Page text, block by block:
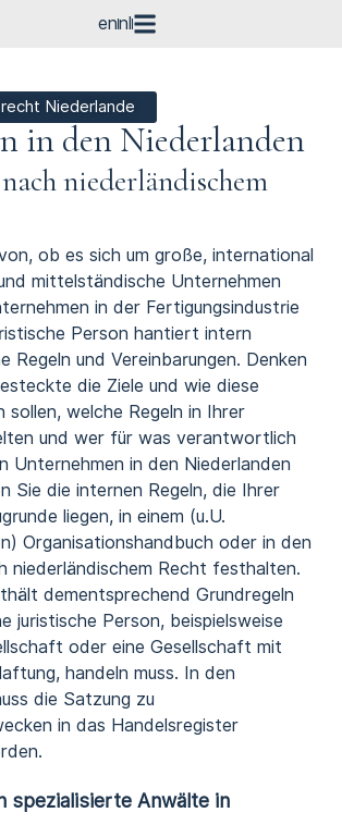
ennl
Niederlande
in den Niederlanden
niederländischem
ob es sich um große, international
mittelständische Unternehmen
in der Fertigungsindustrie
Person hantiert intern
Regeln und Vereinbarungen. Denken
die Ziele und wie diese
sollen, welche Regeln in Ihrer
und wer für was verantwortlich
Unternehmen in den Niederlanden
Sie die internen Regeln, die Ihrer
liegen, in einem (u.U.
Organisationshandbuch oder in den
niederländischem Recht festhalten.
dementsprechend Grundregeln
juristische Person, beispielsweise
oder eine Gesellschaft mit
handeln muss. In den
die Satzung zu
in das Handelsregister
spezialisierte Anwälte in